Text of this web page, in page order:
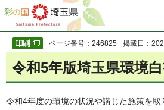
彩の国 埼玉県
ページ番号：246825 掲載日：
令和5年版埼玉県環境
令和4年度の環境の状況や講じた施策を